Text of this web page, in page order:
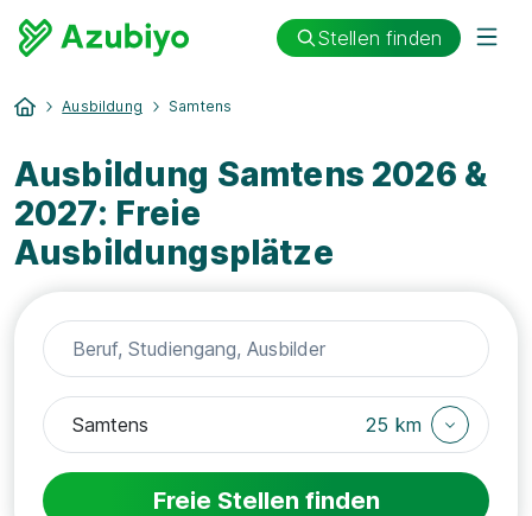
Stellen finden
Ausbildung Samtens
Ausbildung Samtens 2026 &
2027: Freie
Ausbildungsplätze
25 km
Freie Stellen finden